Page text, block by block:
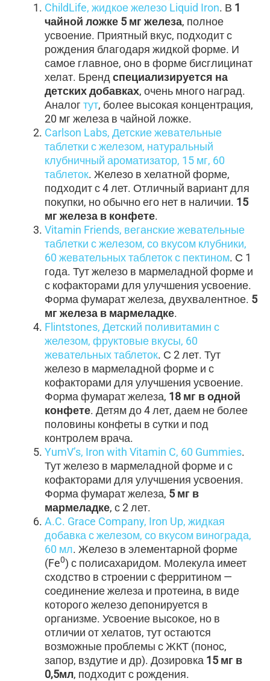
ChildLife, жидкое железо Liquid Iron. В 1
чайной ложке 5 мг железа, полное
усвоение. Приятный вкус, подходит с
рождения благодаря жидкой форме. И
самое главное, оно в форме бисглицинат
хелат. Бренд специализируется на
детских добавках, очень много наград.
Аналог тут, более высокая концентрация,
20 мг железа в чайной ложке.
Carlson Labs, Детские жевательные
таблетки с железом, натуральный
клубничный ароматизатор, 15 мг, 60
таблеток. Железо в хелатной форме,
подходит с 4 лет. Отличный вариант для
покупки, но обычно его нет в наличии. 15
мг железа в конфете.
Vitamin Friends, веганские жевательные
таблетки с железом, со вкусом клубники,
60 жевательных таблеток с пектином. С 1
года. Тут железо в мармеладной форме и
с кофакторами для улучшения усвоение.
Форма фумарат железа, двухвалентное. 5
мг железа в мармеладке.
Flintstones, Детский поливитамин с
железом, фруктовые вкусы, 60
жевательных таблеток. С 2 лет. Тут
железо в мармеладной форме и с
кофакторами для улучшения усвоение.
Форма фумарат железа, 18 мг в одной
конфете. Детям до 4 лет, даем не более
половины конфеты в сутки и под
контролем врача.
YumV’s, Iron with Vitamin C, 60 Gummies.
Тут железо в мармеладной форме и с
кофакторами для улучшения усвоения.
Форма фумарат железа, 5 мг в
мармеладке, с 2 лет.
A.C. Grace Company, Iron Up, жидкая
добавка с железом, со вкусом винограда,
60 мл. Железо в элементарной форме
(Fe0) с полисахаридом. Молекула имеет
сходство в строении с ферритином —
соединение железа и протеина, в виде
которого железо депонируется в
организме. Усвоение высокое, но в
отличии от хелатов, тут остаются
возможные проблемы с ЖКТ (понос,
запор, вздутие и др). Дозировка 15 мг в
0,5мл, подходит с рождения.